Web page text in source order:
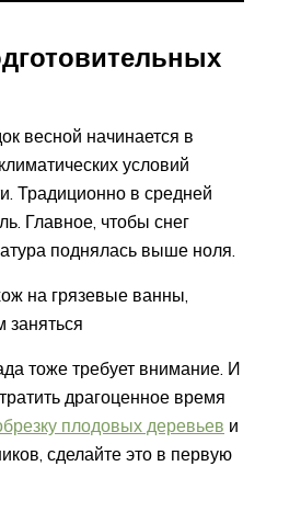
весной начинается в
условий
Традиционно в средней
Главное, чтобы снег
поднялась выше ноля.
на грязевые ванны,
заняться
тоже требует внимание. И
драгоценное время
плодовых деревьев и
сделайте это в первую